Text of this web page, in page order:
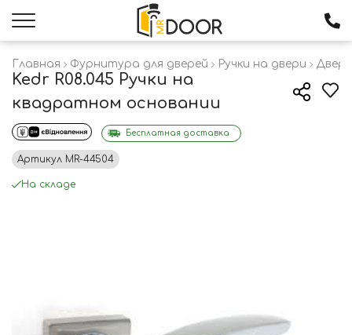
Главная Фурнитура для дверей Ручки на двери
Kedr R08.045 Ручки на
квадратном основании
Бесплатная доставка
Артикул MR-44504
На складе